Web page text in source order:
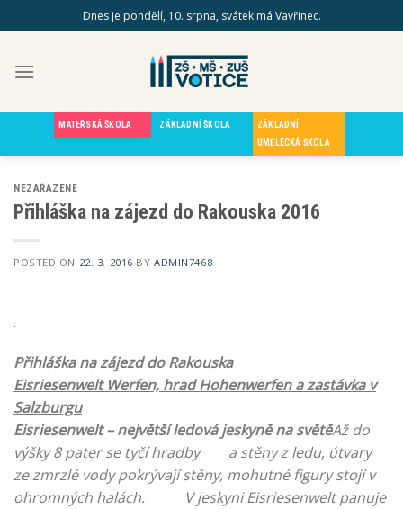
to
Dnes je pondělí, 10. srpna, svátek má Vavřinec.
MATEŘSKÁ ŠKOLA ZÁKLADNÍ ŠKOLA
ZÁKLADNÍ
UMĚLECKÁ ŠKOLA
NEZAŘAZENÉ
Přihláška na zájezd do Rakouska 2016
POSTED ON 22. 3. 2016 BYADMIN7468
.
Přihláška na zájezd do Rakouska
Eisriesenwelt Werfen, hrad Hohenwerfen a zastávka v
Salzburgu
Eisriesenwelt – největší ledová jeskyně na světěAž do
výšky 8 pater se tyčí hradby a stěny z ledu, útvary
ze zmrzlé vody pokrývají stěny, mohutné figury stojí v
ohromných halách. V jeskyni Eisriesenwelt panuje